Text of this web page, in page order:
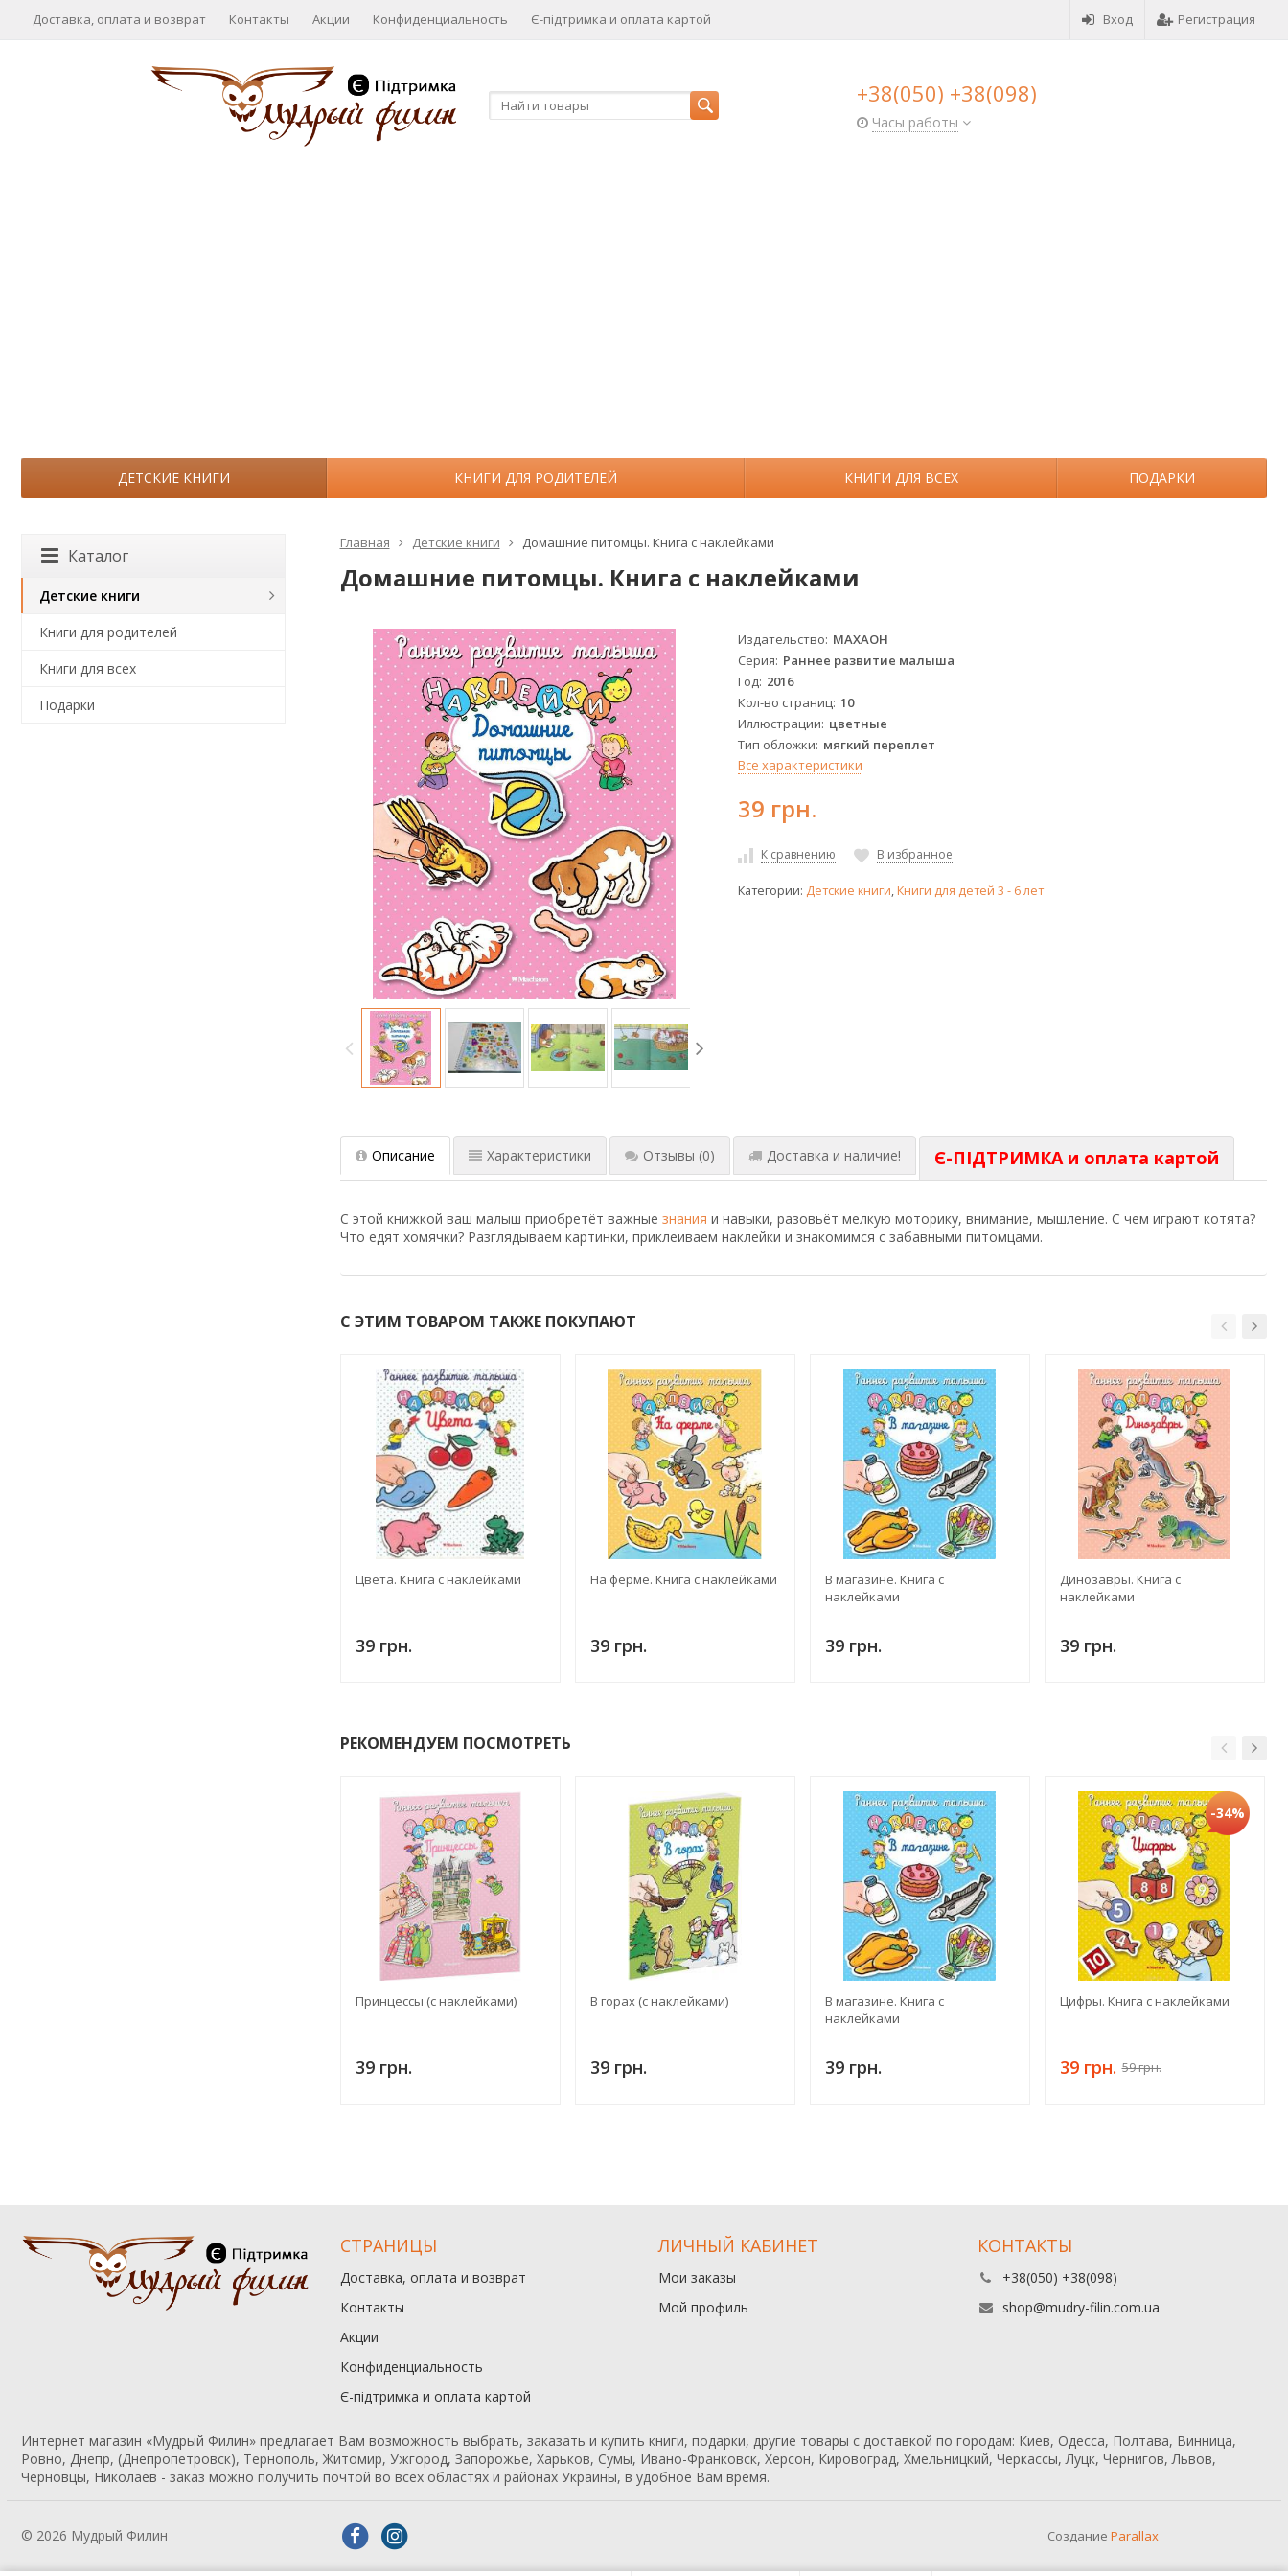
Вход Регистрация
Доставка, оплата и возврат Контакты Акции Конфиденциальность Є-підтримка и оплата картой
+38(050) +38(098)
Часы работы
ДЕТСКИЕ КНИГИ КНИГИ ДЛЯ РОДИТЕЛЕЙ КНИГИ ДЛЯ ВСЕХ ПОДАРКИ
Главная Детские книги Домашние питомцы. Книга с наклейками
Домашние питомцы. Книга с наклейками
Издательство МАХАОН
Серия Раннее развитие малыша
Год 2016
Кол-во страниц 10
Иллюстрации цветные
Тип обложки мягкий переплет
Все характеристики
39 грн.
К сравнению В избранное
Категории: Детские книги,Книги для детей 3 - 6 лет
Описание Характеристики Отзывы (0) Доставка и наличие! Є-ПІДТРИМКА и оплата картой
С этой книжкой ваш малыш приобретёт важные знания и навыки, разовьёт мелкую моторику, внимание, мышление. С чем играют котята?
Что едят хомячки? Разглядываем картинки, приклеиваем наклейки и знакомимся с забавными питомцами.
С ЭТИМ ТОВАРОМ ТАКЖЕ ПОКУПАЮТ
Цвета. Книга с наклейками
39 грн.
На ферме. Книга с наклейками
39 грн.
В магазине. Книга с
наклейками
39 грн.
Динозавры. Книга с
наклейками
39 грн.
РЕКОМЕНДУЕМ ПОСМОТРЕТЬ
Принцессы (с наклейками)
39 грн.
В горах (с наклейками)
39 грн.
В магазине. Книга с
наклейками
39 грн.
-34%
Цифры. Книга с наклейками
39 грн. 59 грн.
Каталог
Детские книги
Книги для родителей
Книги для всех
Подарки
СТРАНИЦЫ
Доставка, оплата и возврат
Контакты
Акции
Конфиденциальность
Є-підтримка и оплата картой
ЛИЧНЫЙ КАБИНЕТ
Мои заказы
Мой профиль
КОНТАКТЫ
+38(050) +38(098)
shop@mudry-filin.com.ua
Интернет магазин «Мудрый Филин» предлагает Вам возможность выбрать, заказать и купить книги, подарки, другие товары с доставкой по городам: Киев, Одесса, Полтава, Винница,
Ровно, Днепр, (Днепропетровск), Тернополь, Житомир, Ужгород, Запорожье, Харьков, Сумы, Ивано-Франковск, Херсон, Кировоград, Хмельницкий, Черкассы, Луцк, Чернигов, Львов,
Черновцы, Николаев - заказ можно получить почтой во всех областях и районах Украины, в удобное Вам время.
© 2026 Мудрый Филин Создание Parallax